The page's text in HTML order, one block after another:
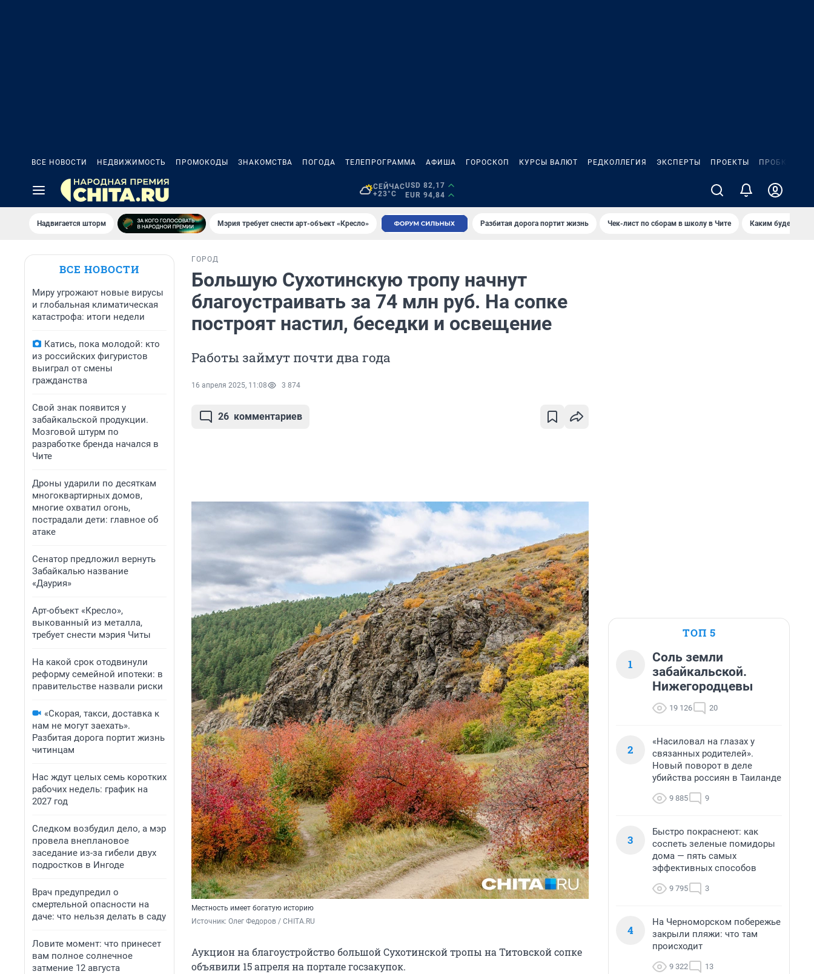
ВСЕ НОВОСТИ НЕДВИЖИМОСТЬ ПРОМОКОДЫ ЗНАКОМСТВА ПОГОДА ТЕЛЕПРОГРАММА АФИША ГОРОСКОП КУРСЫ ВАЛЮТ РЕДКОЛЛЕГИЯ ЭКСПЕРТЫ ПРОЕКТЫ ПРОБКИ
СЕЙЧАС
+23°C
USD 82,17
EUR 94,84
Надвигается шторм Мэрия требует снести арт-объект «Кресло» Разбитая дорога портит жизнь Чек-лист по сборам в школу в Чите Каким будет
ВСЕ НОВОСТИ
Миру угрожают новые вирусы
и глобальная климатическая
катастрофа: итоги недели
Катись, пока молодой: кто
из российских фигуристов
выиграл от смены
гражданства
Свой знак появится у
забайкальской продукции.
Мозговой штурм по
разработке бренда начался в
Чите
Дроны ударили по десяткам
многоквартирных домов,
многие охватил огонь,
пострадали дети: главное об
атаке
Сенатор предложил вернуть
Забайкалью название
«Даурия»
Арт-объект «Кресло»,
выкованный из металла,
требует снести мэрия Читы
На какой срок отодвинули
реформу семейной ипотеки: в
правительстве назвали риски
«Скорая, такси, доставка к
нам не могут заехать».
Разбитая дорога портит жизнь
читинцам
Нас ждут целых семь коротких
рабочих недель: график на
2027 год
Следком возбудил дело, а мэр
провела внеплановое
заседание из-за гибели двух
подростков в Ингоде
Врач предупредил о
смертельной опасности на
даче: что нельзя делать в саду
Ловите момент: что принесет
вам полное солнечное
затмение 12 августа
ГОРОД
Большую Сухотинскую тропу начнут
благоустраивать за 74 млн руб. На сопке
построят настил, беседки и освещение
Работы займут почти два года
16 апреля 2025, 11:08 3 874
26 комментариев
Местность имеет богатую историю
Источник: Олег Федоров / CHITA.RU
Аукцион на благоустройство большой Сухотинской тропы на Титовской сопке
объявили 15 апреляна портале госзакупок.
ТОП 5
1
Соль земли
забайкальской.
Нижегородцевы
19 126 20
2
«Насиловал на глазах у
связанных родителей».
Новый поворот в деле
убийства россиян в Таиланде
9 885 9
3
Быстро покраснеют: как
соспеть зеленые помидоры
дома — пять самых
эффективных способов
9 795 3
4
На Черноморском побережье
закрыли пляжи: что там
происходит
9 322 13